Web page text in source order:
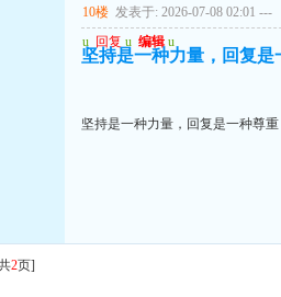
10楼 发表于: 2026-07-08 02:01 ---
u 回复 u 编辑 u
坚持是一种力量，回复
坚持是一种力量，回复是一种尊
2页]